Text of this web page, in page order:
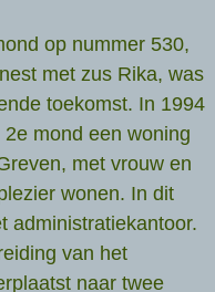
op nummer 530,
met zus Rika, was
toekomst. In 1994
mond een woning
met vrouw en
wonen. In dit
administratiekantoor.
van het
naar twee